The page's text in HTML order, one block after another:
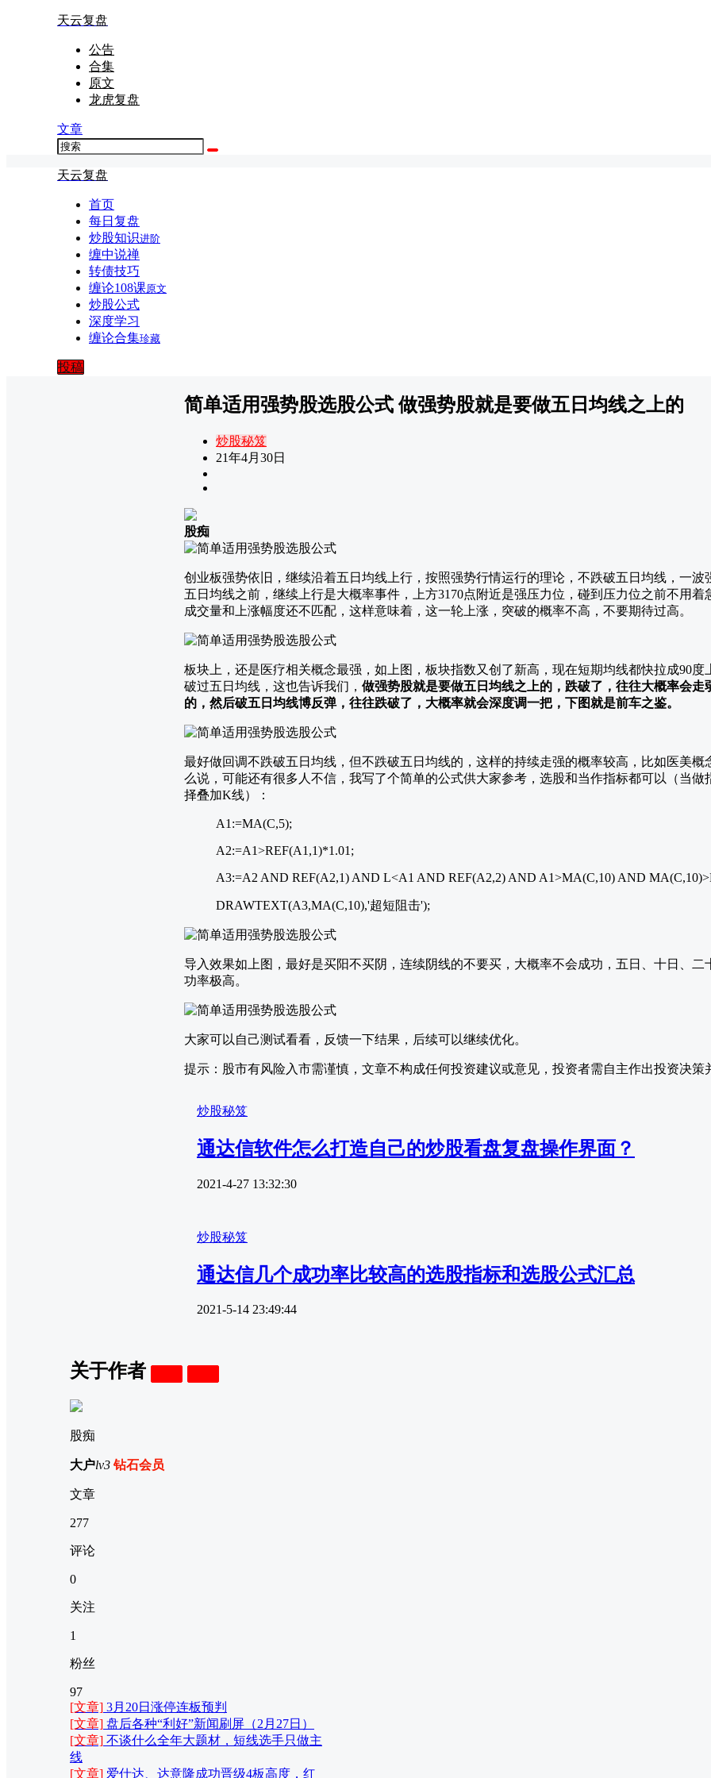
天云复盘
公告
合集
原文
龙虎复盘
文章
天云复盘
首页
每日复盘
炒股知识进阶
缠中说禅
转债技巧
缠论108课原文
炒股公式
深度学习
缠论合集珍藏
投稿
简单适用强势股选股公式 做强势股就是要做五日均线之上的
炒股秘笈
21年4月30日
股痴
创业板强势依旧，继续沿着五日均线上行，按照强势行情运行的理论，不跌破五日均线，一波
五日均线之前，继续上行是大概率事件，上方3170点附近是强压力位，碰到压力位之前不用
成交量和上涨幅度还不匹配，这样意味着，这一轮上涨，突破的概率不高，不要期待过高。
板块上，还是医疗相关概念最强，如上图，板块指数又创了新高，现在短期均线都快拉成90度
破过五日均线，这也告诉我们， 做强势股就是要做五日均线之上的，跌破了，往往大概率会走
的，然后破五日均线博反弹，往往跌破了，大概率就会深度调一把，下图就是前车之鉴。
最好做回调不跌破五日均线，但不跌破五日均线的，这样的持续走强的概率较高，比如医美概
么说，可能还有很多人不信，我写了个简单的公式供大家参考，选股和当作指标都可以（当做
择叠加K线）：
A1:=MA(C,5);
A2:=A1>REF(A1,1)*1.01;
A3:=A2 AND REF(A2,1) AND L<A1 AND REF(A2,2) AND A1>MA(C,10) AND
DRAWTEXT(A3,MA(C,10),'超短阻击');
导入效果如上图，最好是买阳不买阴，连续阴线的不要买，大概率不会成功，五日、十日、二
功率极高。
大家可以自己测试看看，反馈一下结果，后续可以继续优化。
提示：股市有风险入市需谨慎，文章不构成任何投资建议或意见，投资者需自主作出投资决策
炒股秘笈
通达信软件怎么打造自己的炒股看盘复盘操作界面？
2021-4-27 13:32:30
炒股秘笈
通达信几个成功率比较高的选股指标和选股公式汇总
2021-5-14 23:49:44
关于作者
股痴
大户lv3 钻石会员
文章
277
评论
0
关注
1
粉丝
97
[文章] 3月20日涨停连板预判
[文章] 盘后各种“利好”新闻刷屏（2月27日）
[文章] 不谈什么全年大题材，短线选手只做主
线
[文章] 爱仕达、达意隆成功晋级4板高度，红